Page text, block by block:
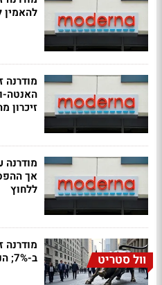
להאמין
מודרנה
האנטה-
זיכרון
אך
ללחוץ
וול סטריט
ב-7%; הנאסד״ק עלה ב-1.3%